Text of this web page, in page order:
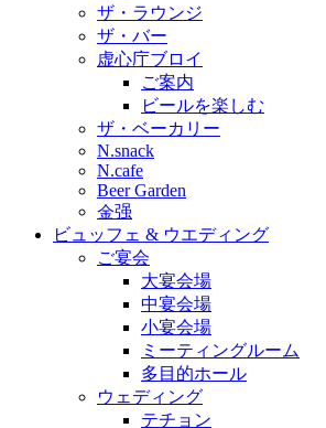
ザ・ラウンジ
ザ・バー
虚心庁ブロイ
ご案内
ビールを楽しむ
ザ・ベーカリー
N.snack
N.cafe
Beer Garden
金强
ビュッフェ & ウエディング
ご宴会
大宴会場
中宴会場
小宴会場
ミーティングルーム
多目的ホール
ウェディング
テチョン